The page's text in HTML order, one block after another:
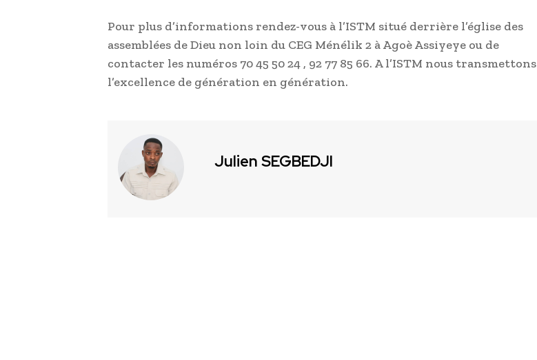
Pour plus d’informations rendez-vous à l’ISTM situé derrière l’église des
assemblées de Dieu non loin du CEG Ménélik 2 à Agoè Assiyeye ou de
contacter les numéros 70 45 50 24 , 92 77 85 66. A l’ISTM nous transmettons
l’excellence de génération en génération.
Julien SEGBEDJI